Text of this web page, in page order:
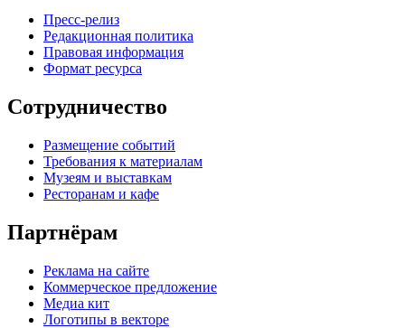
Пресс-релиз
Редакционная политика
Правовая информация
Формат ресурса
Сотрудничество
Размещение событий
Требования к материалам
Музеям и выставкам
Ресторанам и кафе
Партнёрам
Реклама на сайте
Коммерческое предложение
Медиа кит
Логотипы в векторе